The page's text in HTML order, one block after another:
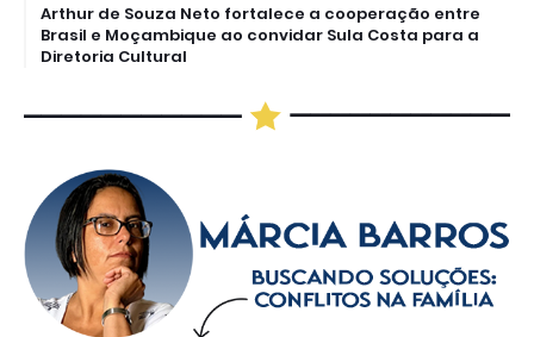
Arthur de Souza Neto fortalece a cooperação entre
Brasil e Moçambique ao convidar Sula Costa para a
Diretoria Cultural